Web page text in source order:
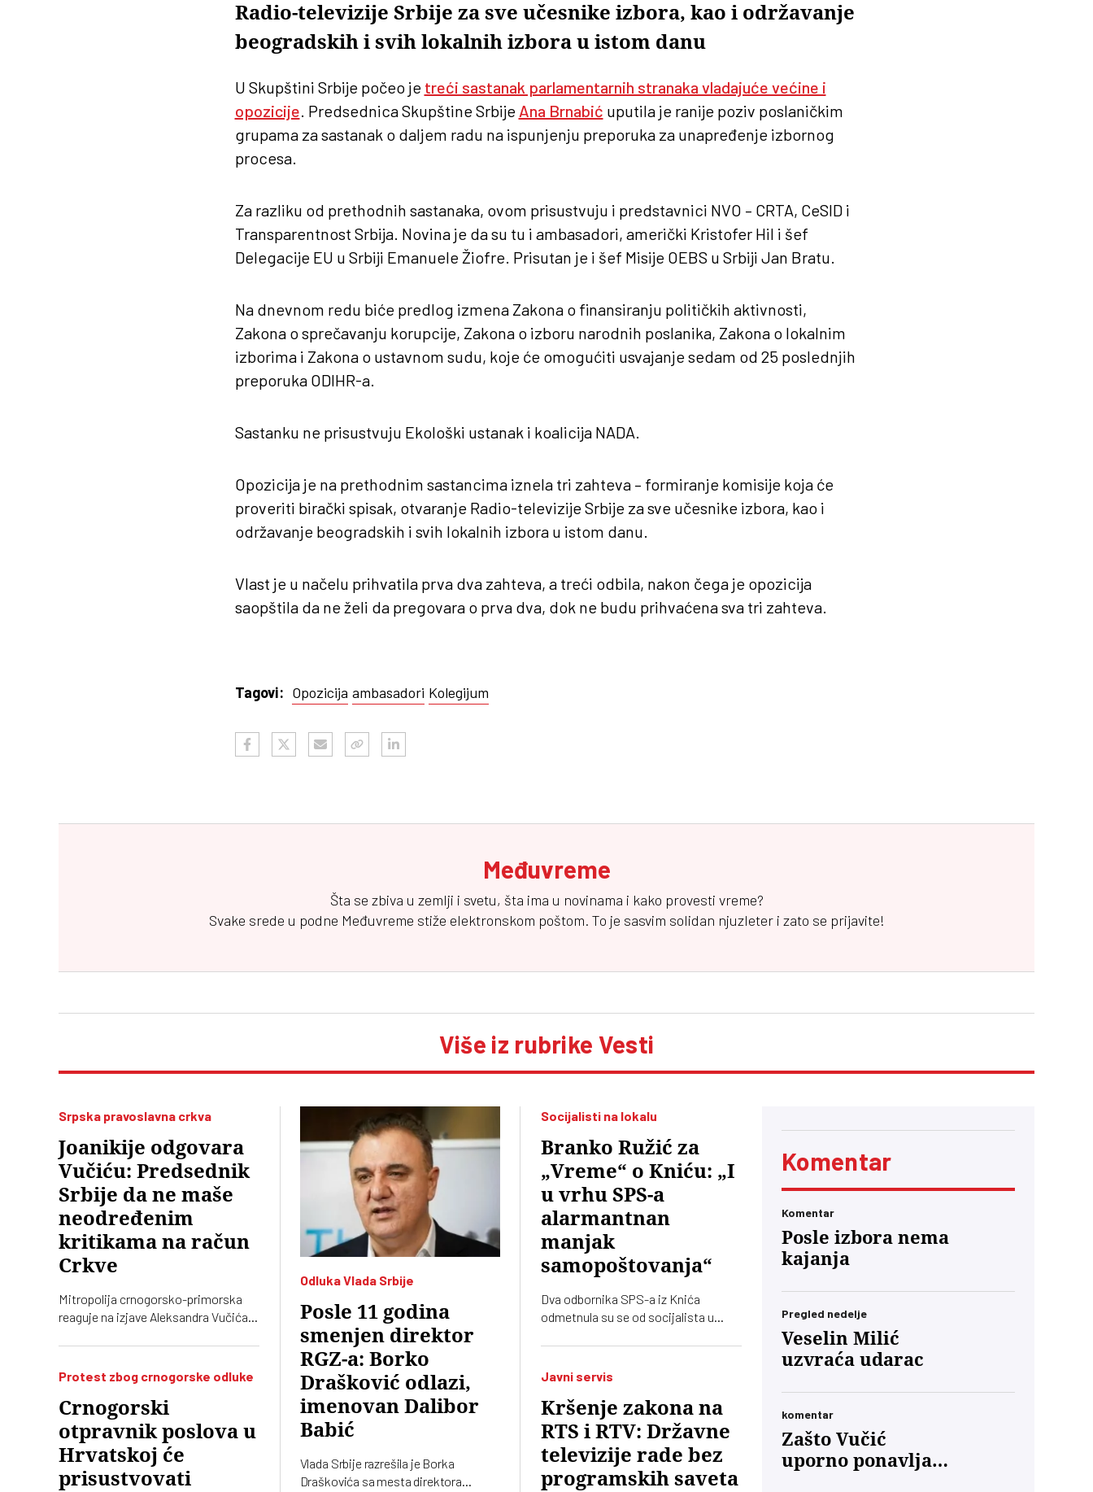
Radio-televizije Srbije za sve učesnike izbora, kao i održavanje
beogradskih i svih lokalnih izbora u istom danu
U Skupštini Srbije počeo je treći sastanak parlamentarnih stranaka vladajuće većine i
opozicije. Predsednica Skupštine Srbije Ana Brnabić uputila je ranije poziv poslaničkim
grupama za sastanak o daljem radu na ispunjenju preporuka za unapređenje izbornog
procesa.
Za razliku od prethodnih sastanaka, ovom prisustvuju i predstavnici NVO – CRTA, CeSID i
Transparentnost Srbija. Novina je da su tu i ambasadori, američki Kristofer Hil i šef
Delegacije EU u Srbiji Emanuele Žiofre. Prisutan je i šef Misije OEBS u Srbiji Jan Bratu.
Na dnevnom redu biće predlog izmena Zakona o finansiranju političkih aktivnosti,
Zakona o sprečavanju korupcije, Zakona o izboru narodnih poslanika, Zakona o lokalnim
izborima i Zakona o ustavnom sudu, koje će omogućiti usvajanje sedam od 25 poslednjih
preporuka ODIHR-a.
Sastanku ne prisustvuju Ekološki ustanak i koalicija NADA.
Opozicija je na prethodnim sastancima iznela tri zahteva – formiranje komisije koja će
proveriti birački spisak, otvaranje Radio-televizije Srbije za sve učesnike izbora, kao i
održavanje beogradskih i svih lokalnih izbora u istom danu.
Vlast je u načelu prihvatila prva dva zahteva, a treći odbila, nakon čega je opozicija
saopštila da ne želi da pregovara o prva dva, dok ne budu prihvaćena sva tri zahteva.
Tagovi: Opozicija ambasadori Kolegijum
Međuvreme
Šta se zbiva u zemlji i svetu, šta ima u novinama i kako provesti vreme?
Svake srede u podne Međuvreme stiže elektronskom poštom. To je sasvim solidan njuzleter i zato se prijavite!
Više iz rubrike Vesti
Odluka Vlada Srbije
Posle 11 godina
smenjen direktor
RGZ-a: Borko
Drašković odlazi,
imenovan Dalibor
Babić
Vlada Srbije razrešila je Borka
Draškovića sa mesta direktora
Srpska pravoslavna crkva
Joanikije odgovara
Vučiću: Predsednik
Srbije da ne maše
neodređenim
kritikama na račun
Crkve
Mitropolija crnogorsko-primorska
reaguje na izjave Aleksandra Vučića o
Socijalisti na lokalu
Branko Ružić za
„Vreme“ o Kniću: „I
u vrhu SPS-a
alarmantnan
manjak
samopoštovanja“
Dva odbornika SPS-a iz Knića
odmetnula su se od socijalista u
neobrazovanim" naprednjacima.
„SNS u Kniću nasilna skupina
neobrazovanih ljudi" sa kojima ne žele
ni sad, niti ikada više, da sarađuju.
Branko Ružić za „Vreme“ kaže da je
alarmantno da tendencije odricanja
Protest zbog crnogorske odluke
Crnogorski
otpravnik poslova u
Hrvatskoj će
prisustvovati
Javni servis
Kršenje zakona na
RTS i RTV: Državne
televizije rade bez
programskih saveta
Komentar
Komentar
Posle izbora nema
kajanja
Pregled nedelje
Veselin Milić
uzvraća udarac
komentar
Zašto Vučić
uporno ponavlja